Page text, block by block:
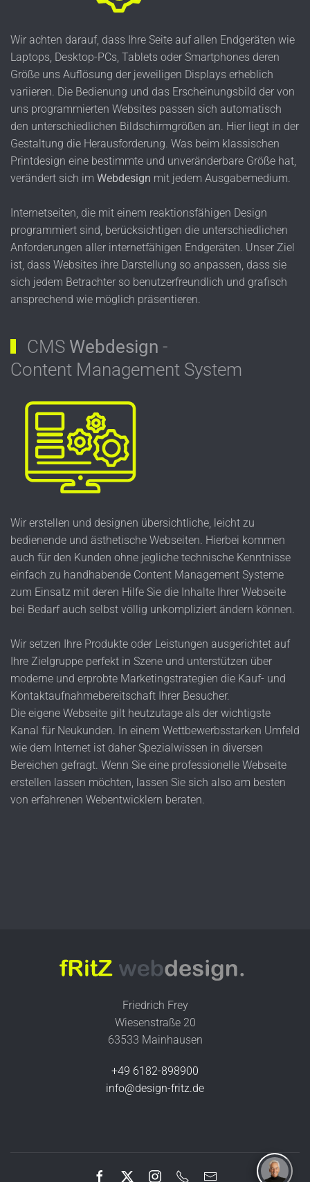
Wir achten darauf, dass Ihre Seite auf allen Endgeräten wie
Laptops, Desktop-PCs, Tablets oder Smartphones deren
Größe uns Auflösung der jeweiligen Displays erheblich
variieren. Die Bedienung und das Erscheinungsbild der von
uns programmierten Websites passen sich automatisch
den unterschiedlichen Bildschirmgrößen an. Hier liegt in der
Gestaltung die Herausforderung. Was beim klassischen
Printdesign eine bestimmte und unveränderbare Größe hat,
verändert sich im Webdesign mit jedem Ausgabemedium.
Internetseiten, die mit einem reaktionsfähigen Design
programmiert sind, berücksichtigen die unterschiedlichen
Anforderungen aller internetfähigen Endgeräten. Unser Ziel
ist, dass Websites ihre Darstellung so anpassen, dass sie
sich jedem Betrachter so benutzerfreundlich und grafisch
ansprechend wie möglich präsentieren.
CMS Webdesign -
Content Management System
Wir erstellen und designen über­sichtliche, leicht zu
bedienende und ästhe­tische Web­seiten. Hierbei kommen
auch für den Kunden ohne jegliche technische Kennt­nisse
einfach zu hand­habende Content Manage­ment Systeme
zum Einsatz mit deren Hilfe Sie die Inhalte Ihrer Webseite
bei Bedarf auch selbst völlig unkompliziert ändern können.
Wir setzen Ihre Produkte oder Leistungen aus­gerich­tet auf
Ihre Ziel­gruppe perfekt in Szene und unter­stützen über
moderne und erprobte Marke­ting­strate­gien die Kauf- und
Kontakt­aufnahme­bereit­schaft Ihrer Besucher.
Die eigene Web­seite gilt heut­zutage als der wich­tigste
Kanal für Neu­kunden. In einem Wett­bewerbs­starken Umfeld
wie dem Internet ist daher Spezial­wissen in diversen
Bereichen gefragt. Wenn Sie eine profes­sionelle Webseite
erstellen lassen möchten, lassen Sie sich also am besten
von erfahrenen Web­entwick­lern beraten.
Friedrich Frey
Wiesenstraße 20
63533 Mainhausen
+49 6182-898900
info@design-fritz.de